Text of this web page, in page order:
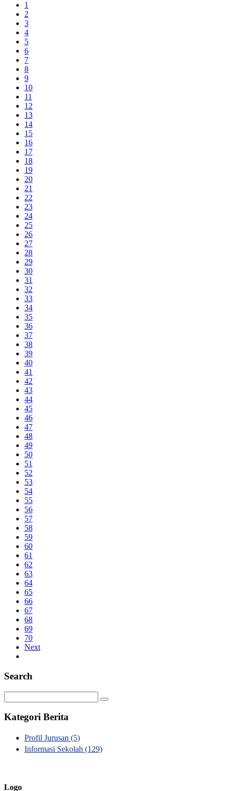
1
2
3
4
5
6
7
8
9
10
11
12
13
14
15
16
17
18
19
20
21
22
23
24
25
26
27
28
29
30
31
32
33
34
35
36
37
38
39
40
41
42
43
44
45
46
47
48
49
50
51
52
53
54
55
56
57
58
59
60
61
62
63
64
65
66
67
68
69
70
Next
Search
Kategori Berita
Profil Jurusan (5)
Informasi Sekolah (129)
Logo